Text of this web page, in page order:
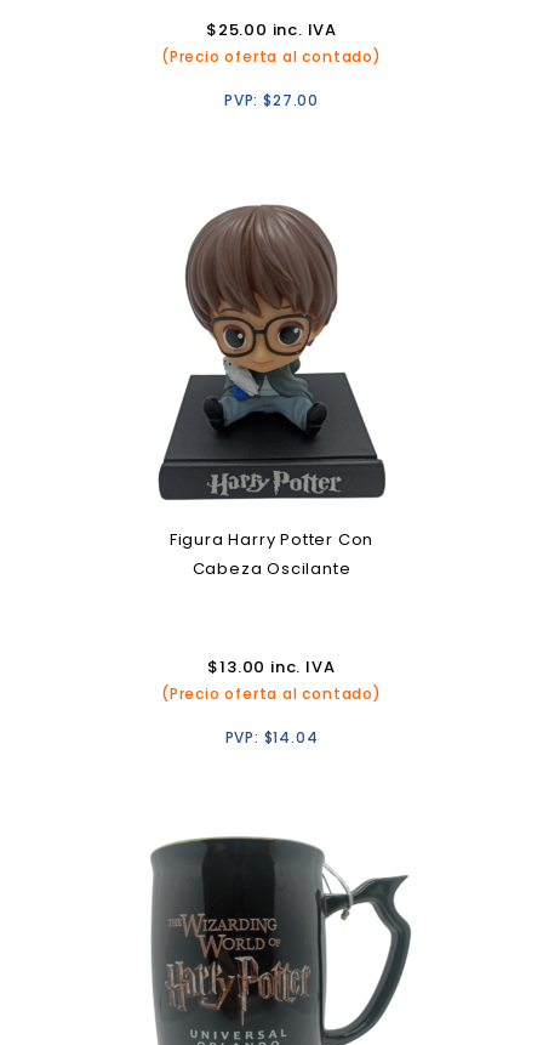
$25.00 inc. IVA
(Precio oferta al contado)
PVP:$27.00
Figura Harry Potter Con
Cabeza Oscilante
$13.00 inc. IVA
(Precio oferta al contado)
PVP: $14.04